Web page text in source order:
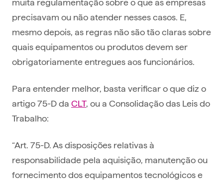
precisavam ou não atender nesses casos. E,
mesmo depois, as regras não são tão claras sobre
quais equipamentos ou produtos devem ser
obrigatoriamente entregues aos funcionários.
Para entender melhor, basta verificar o que diz o
artigo 75-D da CLT, ou a Consolidação das Leis do
Trabalho:
“Art. 75-D. As disposições relativas à
responsabilidade pela aquisição, manutenção ou
fornecimento dos equipamentos tecnológicos e